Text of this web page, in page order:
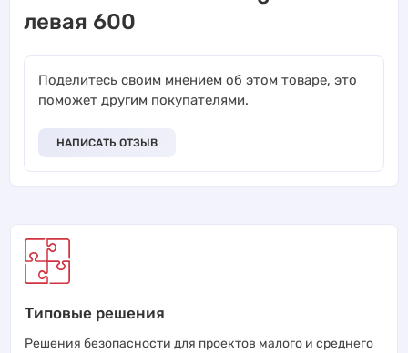
левая 600
Поделитесь своим мнением об этом товаре, это
поможет другим покупателями.
НАПИСАТЬ ОТЗЫВ
Типовые решения
Решения безопасности для проектов малого и среднего